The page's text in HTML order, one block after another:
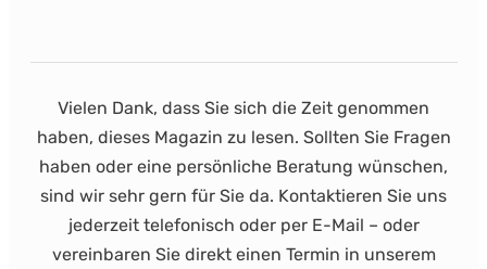
Vielen Dank, dass Sie sich die Zeit genommen
haben, dieses Magazin zu lesen. Sollten Sie Fragen
haben oder eine persönliche Beratung wünschen,
sind wir sehr gern für Sie da. Kontaktieren Sie uns
jederzeit telefonisch oder per E-Mail – oder
vereinbaren Sie direkt einen Termin in unserem